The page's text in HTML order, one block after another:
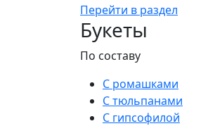
Перейти в раздел
Букеты
По составу
С ромашками
С тюльпанами
С гипсофилой